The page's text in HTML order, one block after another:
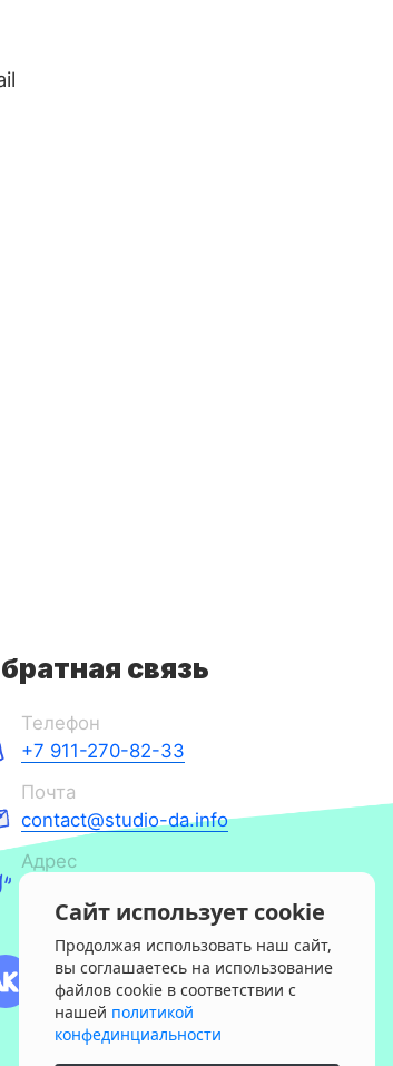
связь
Телефон
+7 911-270-82-33
Почта
contact@studio-da.info
Адрес
линия ВО, 5
Сайт использует cookie
Продолжая использовать наш сайт,
вы соглашаетесь на использование
файлов cookie в соответствии с
нашей политикой
конфединциальности